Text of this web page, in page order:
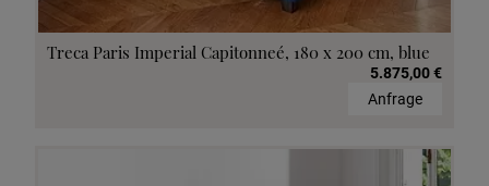
Treca Paris Imperial Capitonneé, 180 x 200 cm, blue
5.875,00 €
Anfrage